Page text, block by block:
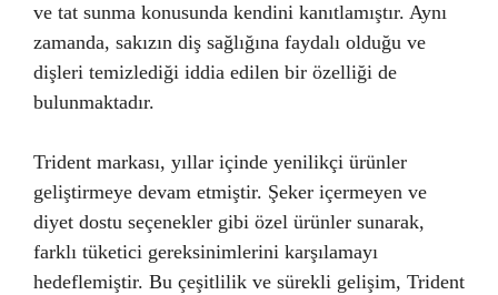
ve tat sunma konusunda kendini kanıtlamıştır. Aynı
zamanda, sakızın diş sağlığına faydalı olduğu ve
dişleri temizlediği iddia edilen bir özelliği de
bulunmaktadır.
Trident markası, yıllar içinde yenilikçi ürünler
geliştirmeye devam etmiştir. Şeker içermeyen ve
diyet dostu seçenekler gibi özel ürünler sunarak,
farklı tüketici gereksinimlerini karşılamayı
hedeflemiştir. Bu çeşitlilik ve sürekli gelişim, Trident